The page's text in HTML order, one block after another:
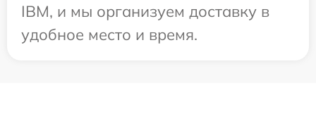
IBM, и мы организуем доставку в
удобное место и время.